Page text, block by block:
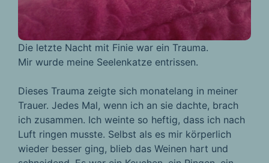
Die letzte Nacht mit Finie war ein Trauma.
Mir wurde meine Seelenkatze entrissen.
Dieses Trauma zeigte sich monatelang in meiner
Trauer. Jedes Mal, wenn ich an sie dachte, brach
ich zusammen. Ich weinte so heftig, dass ich nach
Luft ringen musste. Selbst als es mir körperlich
wieder besser ging, blieb das Weinen hart und